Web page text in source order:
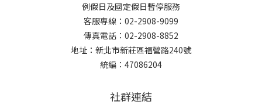
例假日及國定假日暫停服務
客服專線：02-2908-9099
傳真電話：02-2908-8852
地址：新北市新莊區福營路240號
統編：47086204
社群連結